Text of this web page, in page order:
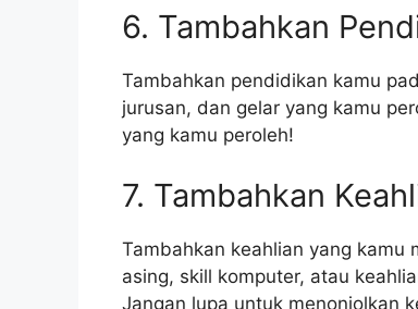
6. Tambahkan
Tambahkan pendidikan kamu
jurusan, dan gelar yang kamu
yang kamu peroleh!
7. Tambahkan
Tambahkan keahlian yang kamu
asing, skill komputer, atau
Jangan lupa untuk menonjolkan